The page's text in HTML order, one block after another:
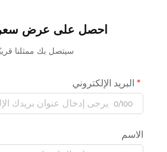
احصل على عرض
سيتصل بك ممثلنا
البريد الإلكتروني
0/100
الاسم